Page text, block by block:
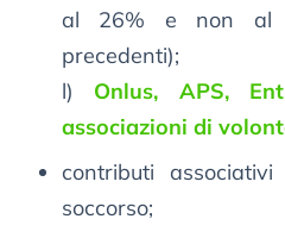
al 26% e non al
precedenti);
l) Onlus, APS,
associazioni di
contributi
soccorso;